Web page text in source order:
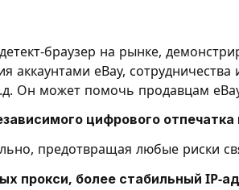
браузер на рынке,
аккаунтами eBay,
Он может помочь продавцам
цифрового
предотвращая любые риски
прокси, более стабильный IP-